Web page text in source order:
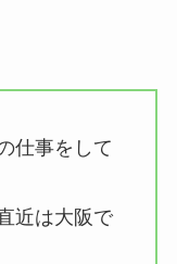
仕事をして
近は大阪で